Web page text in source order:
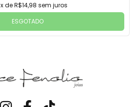
x deR$14,98 sem juros
ESGOTADO